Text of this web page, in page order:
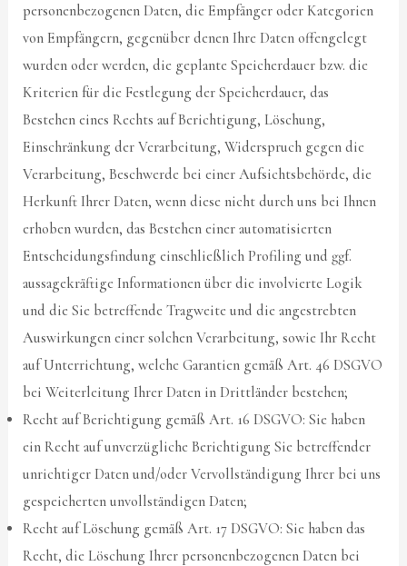
personenbezogenen Daten, die Empfänger oder Kategorien
von Empfängern, gegenüber denen Ihre Daten offengelegt
wurden oder werden, die geplante Speicherdauer bzw. die
Kriterien für die Festlegung der Speicherdauer, das
Bestehen eines Rechts auf Berichtigung, Löschung,
Einschränkung der Verarbeitung, Widerspruch gegen die
Verarbeitung, Beschwerde bei einer Aufsichtsbehörde, die
Herkunft Ihrer Daten, wenn diese nicht durch uns bei Ihnen
erhoben wurden, das Bestehen einer automatisierten
Entscheidungsfindung einschließlich Profiling und ggf.
aussagekräftige Informationen über die involvierte Logik
und die Sie betreffende Tragweite und die angestrebten
Auswirkungen einer solchen Verarbeitung, sowie Ihr Recht
auf Unterrichtung, welche Garantien gemäß Art. 46 DSGVO
bei Weiterleitung Ihrer Daten in Drittländer bestehen;
Recht auf Berichtigung gemäß Art. 16 DSGVO: Sie haben
ein Recht auf unverzügliche Berichtigung Sie betreffender
unrichtiger Daten und/oder Vervollständigung Ihrer bei uns
gespeicherten unvollständigen Daten;
Recht auf Löschung gemäß Art. 17 DSGVO: Sie haben das
Recht, die Löschung Ihrer personenbezogenen Daten bei